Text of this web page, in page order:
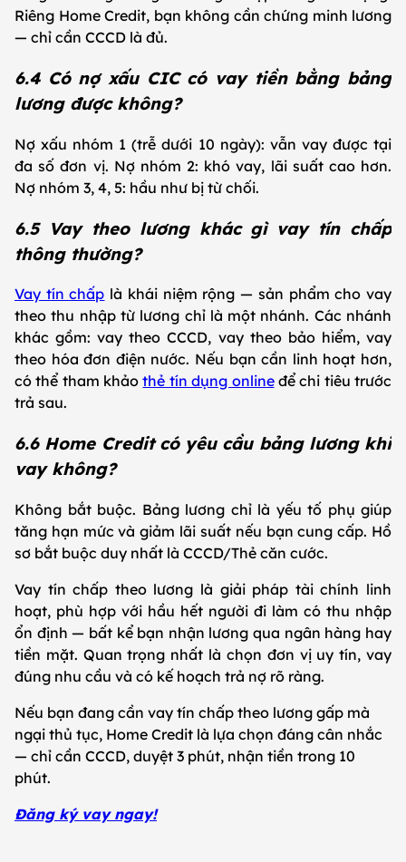
Riêng Home Credit, bạn không cần chứng minh lương
— chỉ cần CCCD là đủ.
6.4 Có nợ xấu CIC có vay tiền bằng bảng
lương được không?
Nợ xấu nhóm 1 (trễ dưới 10 ngày): vẫn vay được tại
đa số đơn vị. Nợ nhóm 2: khó vay, lãi suất cao hơn.
Nợ nhóm 3, 4, 5: hầu như bị từ chối.
6.5 Vay theo lương khác gì vay tín chấp
thông thường?
Vay tín chấp là khái niệm rộng — sản phẩm cho vay
theo thu nhập từ lương chỉ là một nhánh. Các nhánh
khác gồm: vay theo CCCD, vay theo bảo hiểm, vay
theo hóa đơn điện nước. Nếu bạn cần linh hoạt hơn,
có thể tham khảothẻ tín dụng onlineđể chi tiêu trước
trả sau.
6.6 Home Credit có yêu cầu bảng lương khi
vay không?
Không bắt buộc. Bảng lương chỉ là yếu tố phụ giúp
tăng hạn mức và giảm lãi suất nếu bạn cung cấp. Hồ
sơ bắt buộc duy nhất là CCCD/Thẻ căn cước.
Vay tín chấp theo lương là giải pháp tài chính linh
hoạt, phù hợp với hầu hết người đi làm có thu nhập
ổn định — bất kể bạn nhận lương qua ngân hàng hay
tiền mặt. Quan trọng nhất là chọn đơn vị uy tín, vay
đúng nhu cầu và có kế hoạch trả nợ rõ ràng.
Nếu bạn đang cần vay tín chấp theo lương gấp mà
ngại thủ tục, Home Credit là lựa chọn đáng cân nhắc
— chỉ cần CCCD, duyệt 3 phút, nhận tiền trong 10
phút.
Đăng ký vay ngay!